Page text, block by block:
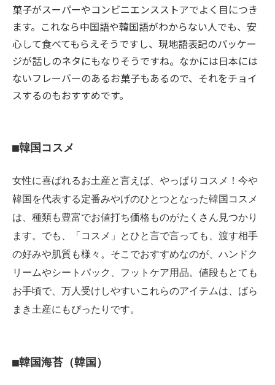
菓子がスーパーやコンビニエンスストアでよく目につき
ます。これなら中国語や韓国語がわからない人でも、安
心して食べてもらえそうですし、現地語表記のパッケー
ジが話しのネタにもなりそうですね。なかには日本には
ないフレーバーのあるお菓子もあるので、それをチョイ
スするのもおすすめです。
■韓国コスメ
女性に喜ばれるお土産と言えば、やっぱりコスメ！今や
韓国を代表する定番みやげのひとつとなった韓国コスメ
は、種類も豊富でお値打ち価格ものがたくさん見つかり
ます。でも、「コスメ」とひと言で言っても、渡す相手
の好みや肌質も様々。そこでおすすめなのが、ハンドク
リームやシートパック、フットケア用品。値段もとても
お手頃で、万人受けしやすいこれらのアイテムは、ばら
まき土産にもぴったりです。
■韓国海苔（韓国）